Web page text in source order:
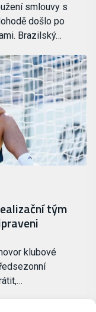
smlouvy s
došlo po
Brazilský…
tým
klubové